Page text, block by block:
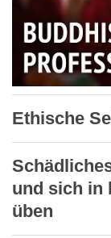
Ethische
und sich in
üben